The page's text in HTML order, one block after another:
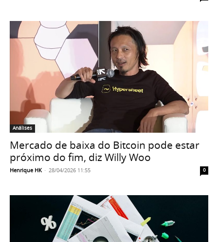
Análises
Mercado de baixa do Bitcoin pode estar
próximo do fim, diz Willy Woo
Henrique HK - 28/04/2026 11:55 0